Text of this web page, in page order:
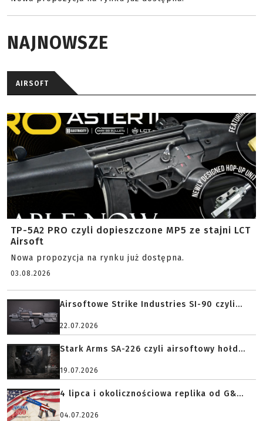
NAJNOWSZE
AIRSOFT
TP-5A2 PRO czyli dopieszczone MP5 ze stajni LCT
Airsoft
Nowa propozycja na rynku już dostępna.
03.08.2026
Airsoftowe Strike Industries SI-90 czyli...
22.07.2026
Stark Arms SA-226 czyli airsoftowy hołd...
19.07.2026
4 lipca i okolicznościowa replika od G&...
04.07.2026